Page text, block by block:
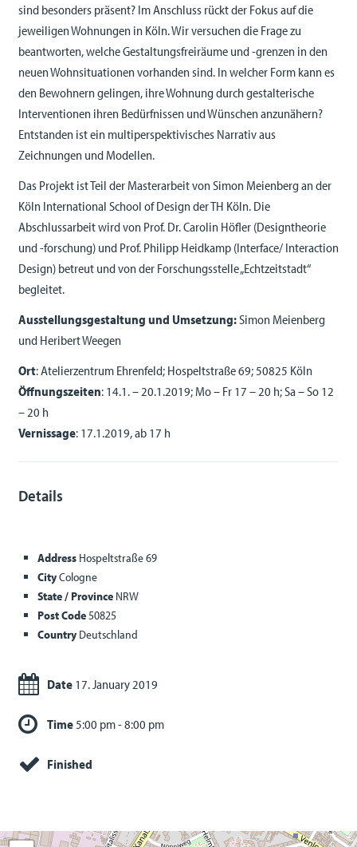
sind besonders präsent? Im Anschluss rückt der Fokus auf die
jeweiligen Wohnungen in Köln. Wir versuchen die Frage zu
beantworten, welche Gestaltungsfreiräume und -grenzen in den
neuen Wohnsituationen vorhanden sind. In welcher Form kann es
den Bewohnern gelingen, ihre Wohnung durch gestalterische
Interventionen ihren Bedürfnissen und Wünschen anzunähern?
Entstanden ist ein multiperspektivisches Narrativ aus
Zeichnungen und Modellen.
Das Projekt ist Teil der Masterarbeit von Simon Meienberg an der
Köln International School of Design der TH Köln. Die
Abschlussarbeit wird von Prof. Dr. Carolin Höfler (Designtheorie
und -forschung) und Prof. Philipp Heidkamp (Interface/ Interaction
Design) betreut und von der Forschungsstelle „Echtzeitstadt“
begleitet.
Ausstellungsgestaltung und Umsetzung:Simon Meienberg
und Heribert Weegen
Ort: Atelierzentrum Ehrenfeld; Hospeltstraße 69; 50825 Köln
Öffnungszeiten: 14.1. – 20.1.2019; Mo – Fr 17 – 20 h; Sa – So 12
– 20 h
Vernissage: 17.1.2019, ab 17 h
Details
AddressHospeltstraße 69
CityCologne
State / ProvinceNRW
Post Code50825
CountryDeutschland
Date17. January 2019
Time5:00 pm - 8:00 pm
Finished